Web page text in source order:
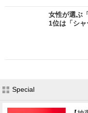
女性が選ぶ
1位は「シャ
Special